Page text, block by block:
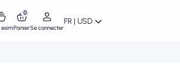
esim
0
PanierSe connecter
FR | USD